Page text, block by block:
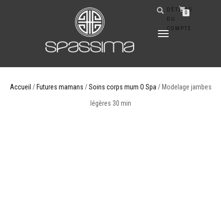
DÉPLIER
DÉTAILS
DU
COMPTE
0
Accueil / Futures mamans /Soins corps mum O Spa / Modelage jambes
légères 30 min